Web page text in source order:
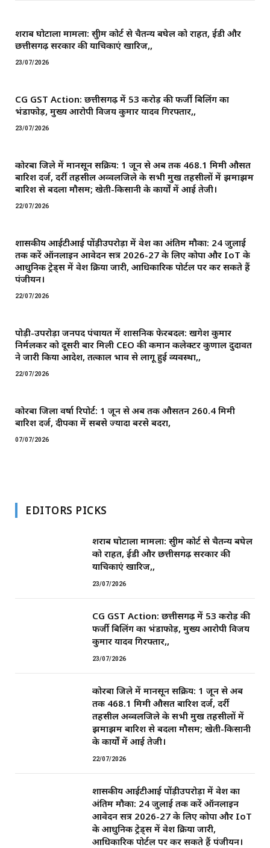
शराब घोटाला मामला: सुप्रीम कोर्ट से चैतन्य बघेल को राहत, ईडी और
छत्तीसगढ़ सरकार की याचिकाएं खारिज,,
23/07/2026
CG GST Action: छत्तीसगढ़ में 53 करोड़ की फर्जी बिलिंग का
भंडाफोड़, मुख्य आरोपी विजय कुमार यादव गिरफ्तार,,
23/07/2026
कोरबा जिले में मानसून सक्रिय: 1 जून से अब तक 468.1 मिमी औसत
बारिश दर्ज, दर्री तहसील अव्वलजिले के सभी प्रमुख तहसीलों में झमाझम
बारिश से बदला मौसम; खेती-किसानी के कार्यों में आई तेजी।
22/07/2026
शासकीय आईटीआई पोंड़ीउपरोड़ा में प्रवेश का अंतिम मौका: 24 जुलाई
तक करें ऑनलाइन आवेदन सत्र 2026-27 के लिए कोपा और IoT के
आधुनिक ट्रेड्स में प्रवेश प्रक्रिया जारी, आधिकारिक पोर्टल पर कर सकते हैं
पंजीयन।
22/07/2026
पोड़ी-उपरोड़ा जनपद पंचायत में प्रशासनिक फेरबदल: खगेश कुमार
निर्मलकर को दूसरी बार मिली CEO की कमान ​कलेक्टर कुणाल दुदावत
ने जारी किया आदेश, तत्काल प्रभाव से लागू हुई व्यवस्था,,
22/07/2026
कोरबा जिला वर्षा रिपोर्ट: 1 जून से अब तक औसतन 260.4 मिमी
बारिश दर्ज, दीपका में सबसे ज्यादा बरसे बदरा,
07/07/2026
EDITORS PICKS
शराब घोटाला मामला: सुप्रीम कोर्ट से चैतन्य बघेल
को राहत, ईडी और छत्तीसगढ़ सरकार की
याचिकाएं खारिज,,
23/07/2026
CG GST Action: छत्तीसगढ़ में 53 करोड़ की
फर्जी बिलिंग का भंडाफोड़, मुख्य आरोपी विजय
कुमार यादव गिरफ्तार,,
23/07/2026
कोरबा जिले में मानसून सक्रिय: 1 जून से अब
तक 468.1 मिमी औसत बारिश दर्ज, दर्री
तहसील अव्वलजिले के सभी प्रमुख तहसीलों में
झमाझम बारिश से बदला मौसम; खेती-किसानी
के कार्यों में आई तेजी।
22/07/2026
शासकीय आईटीआई पोंड़ीउपरोड़ा में प्रवेश का
अंतिम मौका: 24 जुलाई तक करें ऑनलाइन
आवेदन सत्र 2026-27 के लिए कोपा और IoT
के आधुनिक ट्रेड्स में प्रवेश प्रक्रिया जारी,
आधिकारिक पोर्टल पर कर सकते हैं पंजीयन।